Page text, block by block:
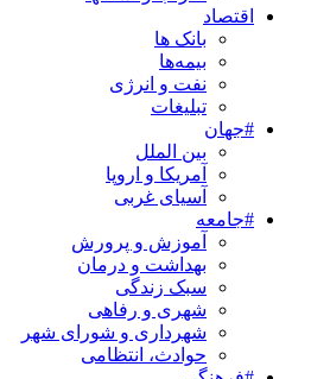
اقتصاد
بانک ها
بیمه‌ها
نفت و انرژی
تبلیغات
#جهان
بین الملل
آمریکا و اروپا
آسیای غربی
#جامعه
آموزش و پرورش
بهداشت و درمان
سبک زندگی
شهری و رفاهی
شهرداری و شورای شهر
حوادث، انتظامی